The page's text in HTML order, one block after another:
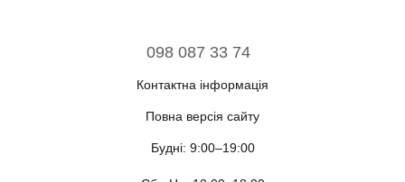
098 087 33 74
Контактна інформація
Повна версія сайту
Будні: 9:00–19:00